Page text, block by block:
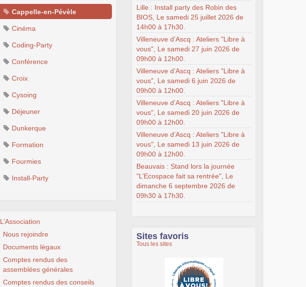
Cappelle-en-Pévèle
Cinéma
Coding-Party
Conférence
Croix
Cysoing
Déjeuner
Dunkerque
Formation
Fourmies
Install-Party
L’Association
Nous rejoindre
Documents légaux
Comptes rendus des
assemblées générales
Comptes rendus des conseils
Lille : Install party des Robin des
BIOS, Le samedi 25 juillet 2026 de
14h00 à 17h30.
Villeneuve d’Ascq : Ateliers "Libre à
vous", Le samedi 27 juin 2026 de
09h00 à 12h00.
Villeneuve d’Ascq : Ateliers "Libre à
vous", Le samedi 6 juin 2026 de
09h00 à 12h00.
Villeneuve d’Ascq : Ateliers "Libre à
vous", Le samedi 20 juin 2026 de
09h00 à 12h00.
Villeneuve d’Ascq : Ateliers "Libre à
vous", Le samedi 13 juin 2026 de
09h00 à 12h00.
Beauvais : Stand lors la journée
"L’Ecospace fait sa rentrée", Le
dimanche 6 septembre 2026 de
09h30 à 17h30.
Sites favoris
Tous les sites